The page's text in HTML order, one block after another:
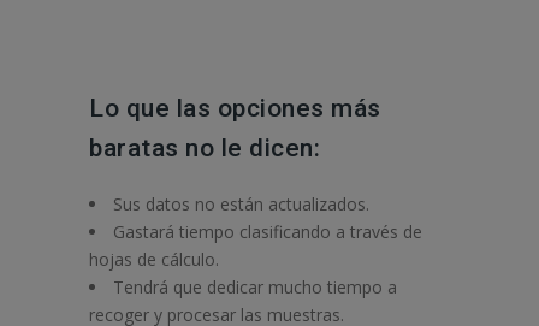
Lo que las opciones más
baratas no le dicen:
Sus datos no están actualizados.
Gastará tiempo clasificando a través de
hojas de cálculo.
Tendrá que dedicar mucho tiempo a
recoger y procesar las muestras.